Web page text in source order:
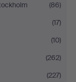
(86)
(17)
(10)
(262)
(227)